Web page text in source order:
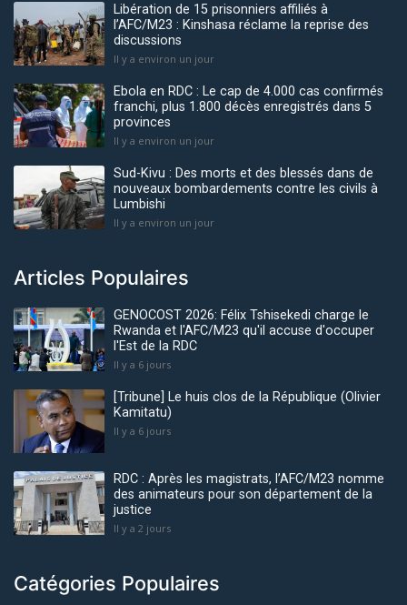
Libération de 15 prisonniers affiliés à
l’AFC/M23 : Kinshasa réclame la reprise des
discussions
Il y a environ un jour
Ebola en RDC : Le cap de 4.000 cas confirmés
franchi, plus 1.800 décès enregistrés dans 5
provinces
Il y a environ un jour
Sud-Kivu : Des morts et des blessés dans de
nouveaux bombardements contre les civils à
Lumbishi
Il y a environ un jour
Articles Populaires
GENOCOST 2026: Félix Tshisekedi charge le
Rwanda et l'AFC/M23 qu'il accuse d'occuper
l'Est de la RDC
Il y a 6 jours
[Tribune] Le huis clos de la République (Olivier
Kamitatu)
Il y a 6 jours
RDC : Après les magistrats, l’AFC/M23 nomme
des animateurs pour son département de la
justice
Il y a 2 jours
Catégories Populaires